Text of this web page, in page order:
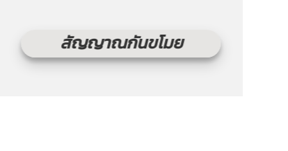
สัญญาณกันขโมย